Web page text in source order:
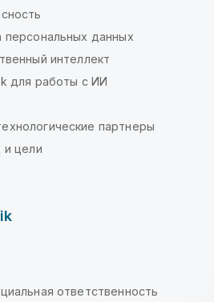
данных
интеллект
для работы с ИИ
партнеры
и цели
ответственность